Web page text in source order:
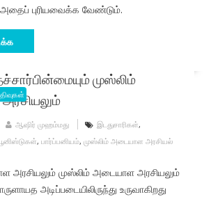
புரியவைக்க வேண்டும்.
முஸ்லிம்
ஆஷிர் முஹம்மது இடதுசாரிகள்,
, பார்ப்பனியம், முஸ்லிம் அடையாள அரசியல்
அரசியலும் முஸ்லிம் அடையாள அரசியலும்
அடிப்படையிலிருந்து உருவாகிறது